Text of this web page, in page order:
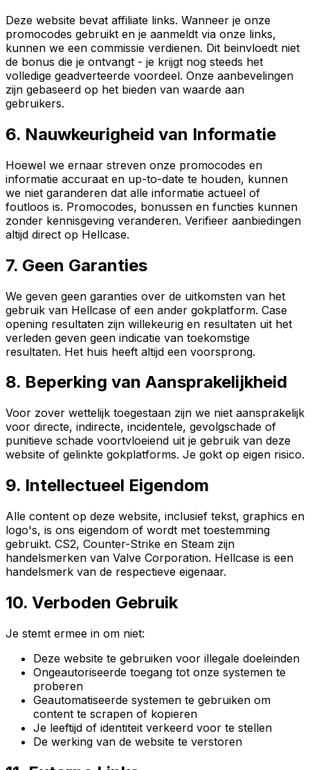
Deze website bevat affiliate links. Wanneer je onze
promocodes gebruikt en je aanmeldt via onze links,
kunnen we een commissie verdienen. Dit beinvloedt niet
de bonus die je ontvangt - je krijgt nog steeds het
volledige geadverteerde voordeel. Onze aanbevelingen
zijn gebaseerd op het bieden van waarde aan
gebruikers.
6. Nauwkeurigheid van Informatie
Hoewel we ernaar streven onze promocodes en
informatie accuraat en up-to-date te houden, kunnen
we niet garanderen dat alle informatie actueel of
foutloos is. Promocodes, bonussen en functies kunnen
zonder kennisgeving veranderen. Verifieer aanbiedingen
altijd direct op Hellcase.
7. Geen Garanties
We geven geen garanties over de uitkomsten van het
gebruik van Hellcase of een ander gokplatform. Case
opening resultaten zijn willekeurig en resultaten uit het
verleden geven geen indicatie van toekomstige
resultaten. Het huis heeft altijd een voorsprong.
8. Beperking van Aansprakelijkheid
Voor zover wettelijk toegestaan zijn we niet aansprakelijk
voor directe, indirecte, incidentele, gevolgschade of
punitieve schade voortvloeiend uit je gebruik van deze
website of gelinkte gokplatforms. Je gokt op eigen risico.
9. Intellectueel Eigendom
Alle content op deze website, inclusief tekst, graphics en
logo's, is ons eigendom of wordt met toestemming
gebruikt. CS2, Counter-Strike en Steam zijn
handelsmerken van Valve Corporation. Hellcase is een
handelsmerk van de respectieve eigenaar.
10. Verboden Gebruik
Je stemt ermee in om niet:
Deze website te gebruiken voor illegale doeleinden
Ongeautoriseerde toegang tot onze systemen te
proberen
Geautomatiseerde systemen te gebruiken om
content te scrapen of kopieren
Je leeftijd of identiteit verkeerd voor te stellen
De werking van de website te verstoren